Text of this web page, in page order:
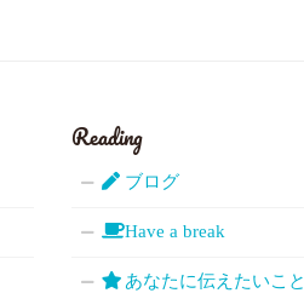
Reading
ブログ
Have a break
あなたに伝えたいこと